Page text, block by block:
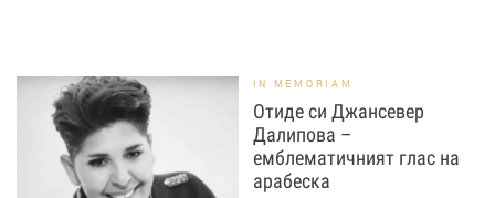
IN MEMORIAM
Отиде си Джансевер
Далипова –
емблематичният глас на
арабеска